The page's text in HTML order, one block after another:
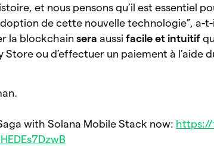
et nous pensons qu’il est essentiel
de cette nouvelle technologie”, a-
la blockchainseraaussifacile et intuitif
Store ou d’effectuer un paiement à l’aide
with Solana Mobile Stack now: https://